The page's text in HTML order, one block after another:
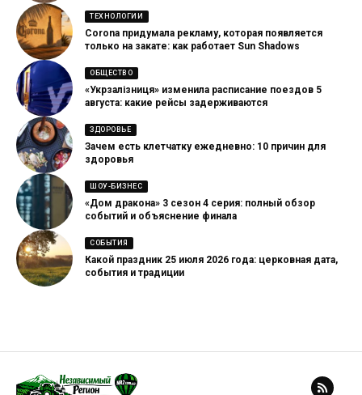
ТЕХНОЛОГИИ
Corona придумала рекламу, которая появляется
только на закате: как работает Sun Shadows
ОБЩЕСТВО
«Укрзалізниця» изменила расписание поездов 5
августа: какие рейсы задерживаются
ЗДОРОВЬЕ
Зачем есть клетчатку ежедневно: 10 причин для
здоровья
ШОУ-БИЗНЕС
«Дом дракона» 3 сезон 4 серия: полный обзор
событий и объяснение финала
СОБЫТИЯ
Какой праздник 25 июля 2026 года: церковная дата,
события и традиции